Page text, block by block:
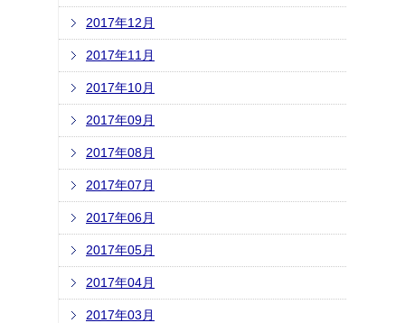
2017年12月
2017年11月
2017年10月
2017年09月
2017年08月
2017年07月
2017年06月
2017年05月
2017年04月
2017年03月